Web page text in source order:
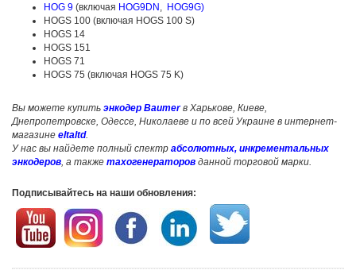
HOG 9 (включая HOG9DN
HOG9G)
HOGS 100 (включая HOGS 100 S)
HOGS 14
HOGS 151
HOGS 71
HOGS 75 (включая HOGS 75 K)
Вы можете купить энкодер Baumerв Харькове, Киеве,
Днепропетровске, Одессе, Николаеве и по всей Украине в интернет-
магазине eltaltd.
У нас вы найдете полный спектр абсолютных, инкрементальных
энкодеров, а также тахогенераторов данной торговой марки.
Подписывайтесь на наши обновления: